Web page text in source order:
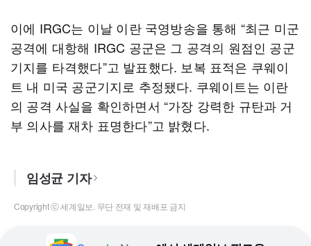
이에 IRGC는 이날 이란 국영방송을 통해 “최근 미군
공격에 대항해 IRGC 공군은 그 공격의 원점인 공군
기지를 타격했다”고 발표했다. 보복 표적은 쿠웨이
트 내 미국 공군기지로 추정됐다. 쿠웨이트는 이란
의 공격 사실을 확인하면서 “가장 강력한 규탄과 거
부 의사를 재차 표명한다”고 밝혔다.
임성균 기자
Copyright ⓒ 세계일보. 무단 전재 및 재배포 금지